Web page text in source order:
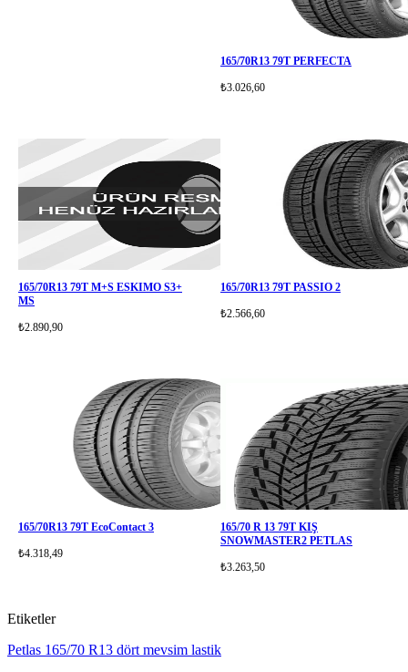
165/70R13 79T PERFECTA
₺3.026,60
165/70R13 79T M+S ESKIMO S3+
MS
₺2.890,90
165/70R13 79T PASSIO 2
₺2.566,60
165/70R13 79T EcoContact 3
₺4.318,49
165/70 R 13 79T KIŞ
SNOWMASTER2 PETLAS
₺3.263,50
Etiketler
Petlas 165/70 R13 dört mevsim lastik